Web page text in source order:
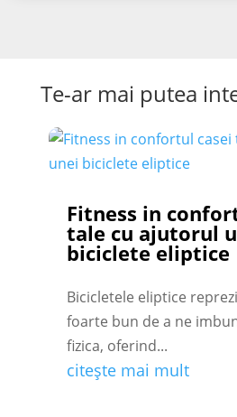
Te-ar mai putea
Fitness in
tale cu ajutorul
biciclete eliptice
Bicicletele eliptice
foarte bun de a ne
fizica, oferind...
citește mai mult